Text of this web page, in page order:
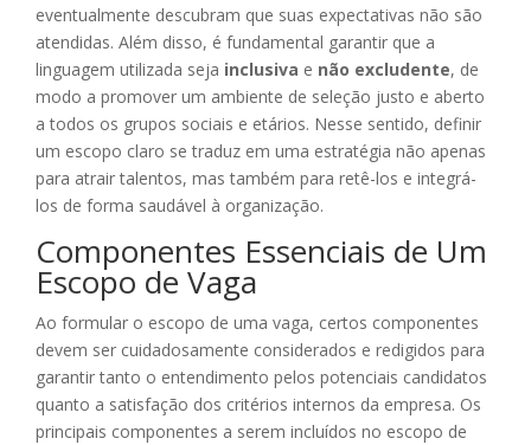
eventualmente descubram que suas expectativas não são
atendidas. Além disso, é fundamental garantir que a
linguagem utilizada seja inclusiva e não excludente, de
modo a promover um ambiente de seleção justo e aberto
a todos os grupos sociais e etários. Nesse sentido, definir
um escopo claro se traduz em uma estratégia não apenas
para atrair talentos, mas também para retê-los e integrá-
los de forma saudável à organização.
Componentes Essenciais de Um
Escopo de Vaga
Ao formular o escopo de uma vaga, certos componentes
devem ser cuidadosamente considerados e redigidos para
garantir tanto o entendimento pelos potenciais candidatos
quanto a satisfação dos critérios internos da empresa. Os
principais componentes a serem incluídos no escopo de